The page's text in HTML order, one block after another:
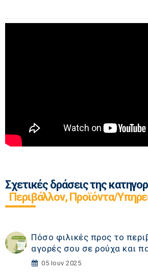
Σχετικές δράσεις της
Περιβάλλον, Προϊόντα/
Πόσο φιλικές προς το
αγορές σου σε ρούχα και
05 Ιουν 2025